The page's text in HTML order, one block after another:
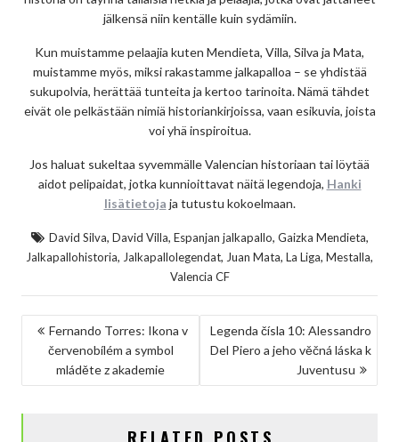
jälkensä niin kentälle kuin sydämiin.
Kun muistamme pelaajia kuten Mendieta, Villa, Silva ja Mata,
muistamme myös, miksi rakastamme jalkapalloa – se yhdistää
sukupolvia, herättää tunteita ja kertoo tarinoita. Nämä tähdet
eivät ole pelkästään nimiä historiankirjoissa, vaan esikuvia, joista
voi yhä inspiroitua.
Jos haluat sukeltaa syvemmälle Valencian historiaan tai löytää
aidot pelipaidat, jotka kunnioittavat näitä legendoja, Hanki
lisätietoja ja tutustu kokoelmaan.
David Silva, David Villa, Espanjan jalkapallo, Gaizka Mendieta,
Jalkapallohistoria, Jalkapallolegendat, Juan Mata, La Liga, Mestalla,
Valencia CF
NAVIGACE
PRO
PŘÍSPĚVEK
Fernando Torres: Ikona v
červenobílém a symbol
mláděte z akademie
Legenda čísla 10: Alessandro
Del Piero a jeho věčná láska k
Juventusu
RELATED POSTS